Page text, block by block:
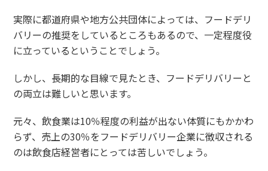
実際に都道府県や地方公共団体によっては、フードデリ
バリーの推奨をしているところもあるので、一定程度役
に立っているということでしょう。
しかし、長期的な目線で見たとき、フードデリバリーと
の両立は難しいと思います。
元々、飲食業は10％程度の利益が出ない体質にもかかわ
らず、売上の30％をフードデリバリー企業に徴収される
のは飲食店経営者にとっては苦しいでしょう。